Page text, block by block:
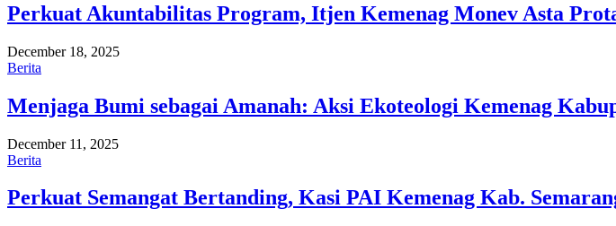
Perkuat Akuntabilitas Program, Itjen Kemenag Monev Asta
December 18, 2025
Berita
Menjaga Bumi sebagai Amanah: Aksi Ekoteologi Kemenag
December 11, 2025
Berita
Perkuat Semangat Bertanding, Kasi PAI Kemenag Kab.